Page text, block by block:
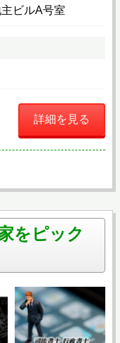
ビルA号室
詳細を見る
をピック